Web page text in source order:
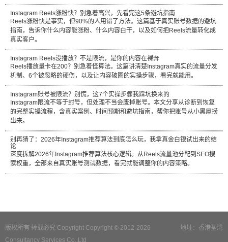
Instagram Reels涨粉快？别急着高兴，先看完这5条避坑指南
Reels涨粉快是事实，但90%的人用错了方法。这篇基于真实账号数据的避坑
指南，告诉你什么内容能涨粉、什么内容白干，以及如何把Reels流量转化成
真实客户。
Instagram Reels没播放？不是限流，是你的内容在裸奔
Reels播放量卡在200？别急着怪算法。这篇讲清楚Instagram真实的流量分发
机制、6个被忽略的硬伤，以及让内容破圈的实操步骤，看完就能用。
Instagram账号被限流？别慌，这7个实操步骤我踩坑换来的
Instagram限流不等于封号，但处理不当会废掉账号。本文分享从诊断到恢复
的完整实操流程，含真实案例、时间预期和避坑指南，帮你把账号从小黑屋捞
出来。
别再猜了：2026年Instagram推荐算法到底怎么玩，我拿真金白银试出来的结
论
深度拆解2026年Instagram推荐算法核心逻辑。从Reels流量池分配到SEO搜
索权重，全部来自真实账号测试数据，看完就能调整你的内容策略。
地址：香港荃湾
版权所有 转载必究 Copyright Copyright © 2012-2026
Consultancy Services Co.,Ltd